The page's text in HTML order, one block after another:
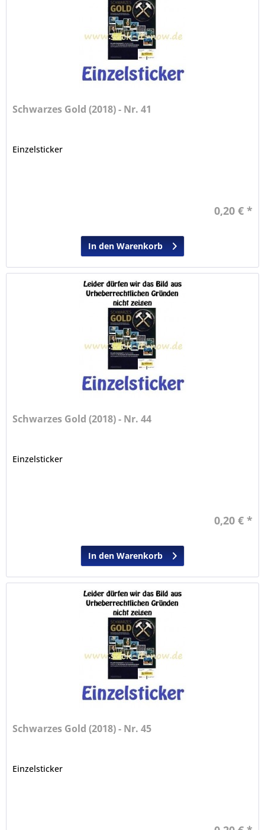
Schwarzes Gold (2018) - Nr. 41
Einzelsticker
0,20 € *
In den Warenkorb
Schwarzes Gold (2018) - Nr. 44
Einzelsticker
0,20 € *
In den Warenkorb
Schwarzes Gold (2018) - Nr. 45
Einzelsticker